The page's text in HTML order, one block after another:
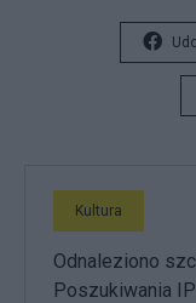
Kultura
Odnaleziono
Poszukiwania